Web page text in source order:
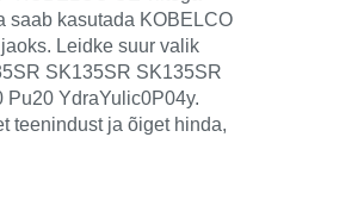
saab kasutada KOBELCO
Leidke suur valik
SK135SR SK135SR
YdraYulic0P04y.
teenindust ja õiget hinda,